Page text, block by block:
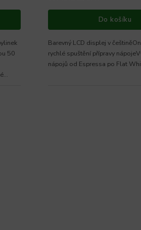
50
Do košíku
Barevný LCD displej v
rychlé spuštění přípravy
nápojů od Espressa po Flat